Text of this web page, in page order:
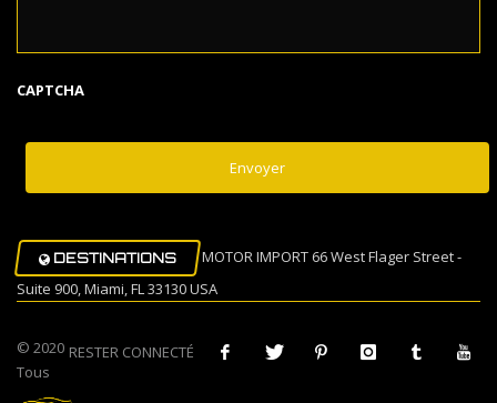
CAPTCHA
DESTINATIONS
MOTOR IMPORT 66 West Flager Street -
Suite 900, Miami, FL 33130 USA
RESTER CONNECTÉ
© 2020
Tous